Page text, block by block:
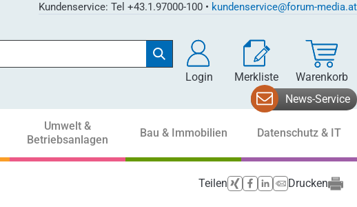
Kundenservice: Tel +43.1.97000-100 • kundenservice@forum-media.at
Login Merkliste Warenkorb
News-Service
Umwelt &
Betriebsanlagen
Bau & Immobilien Datenschutz & IT
Teilen Drucken